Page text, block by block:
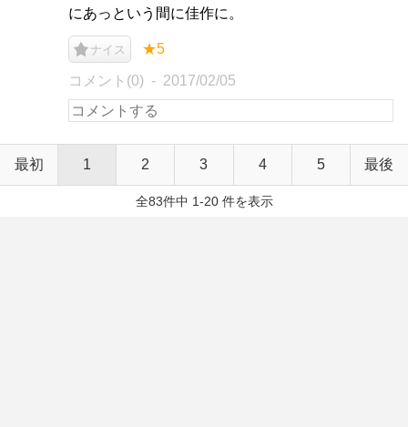
にあっという間に佳作に。
ナイス ★5
コメント(0) 2017/02/05
最初 1 2 3 4 5 最後
全83件中 1-20 件を表示